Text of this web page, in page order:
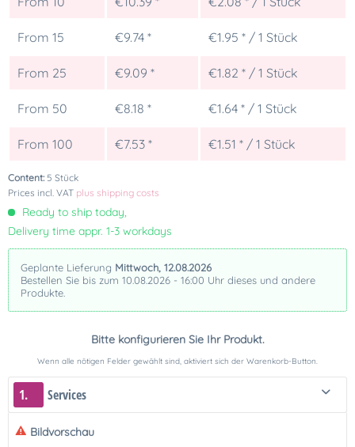
From 15 €9.74 * €1.95 * / 1 Stück
From 25 €9.09 * €1.82 * / 1 Stück
From 50 €8.18 * €1.64 * / 1 Stück
From 100 €7.53 * €1.51 * / 1 Stück
Content: 5 Stück
Prices incl. VAT plus shipping costs
Ready to ship today,
Delivery time appr. 1-3 workdays
Geplante Lieferung Mittwoch, 12.08.2026
Bestellen Sie bis zum 10.08.2026 - 16:00 Uhr dieses und andere
Produkte.
Bitte konfigurieren Sie Ihr Produkt.
Wenn alle nötigen Felder gewählt sind, aktiviert sich der Warenkorb-Button.
1. Services
Bildvorschau